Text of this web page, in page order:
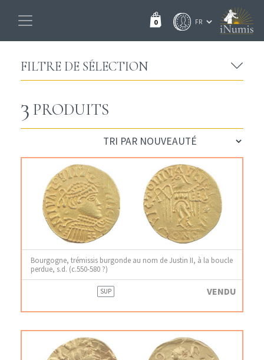
0
FILTRE DE SÉLECTION
3 PRODUITS
Bourgogne, trémissis burgonde au nom de Justin II, à la boucle
perdue, s.d. (c.550-580 ?)
SUP VENDU